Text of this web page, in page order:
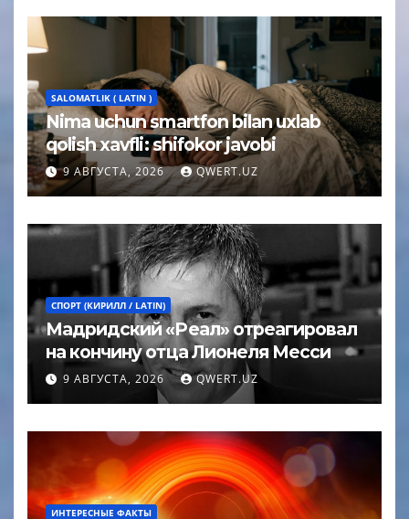
SALOMATLIK ( LATIN )
Nima uchun smartfon bilan uxlab
qolish xavfli: shifokor javobi
9 АВГУСТА, 2026 QWERT.UZ
СПОРТ (КИРИЛЛ / LATIN)
Мадридский «Реал» отреагировал
на кончину отца Лионеля Месси
9 АВГУСТА, 2026 QWERT.UZ
ИНТЕРЕСНЫЕ ФАКТЫ